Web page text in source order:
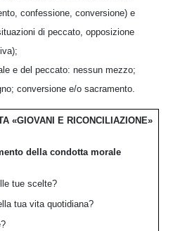
confessione, conversione) e
di peccato, opposizione
e del peccato: nessun mezzo;
conversione e/o sacramento.
«GIOVANI E RICONCILIAZIONE»
della condotta morale
tue scelte?
tua vita quotidiana?